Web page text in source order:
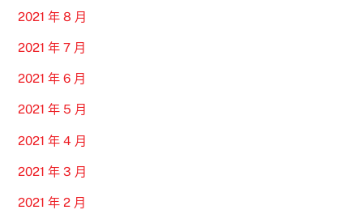
2021 年 8 月
2021 年 7 月
2021 年 6 月
2021 年 5 月
2021 年 4 月
2021 年 3 月
2021 年 2 月